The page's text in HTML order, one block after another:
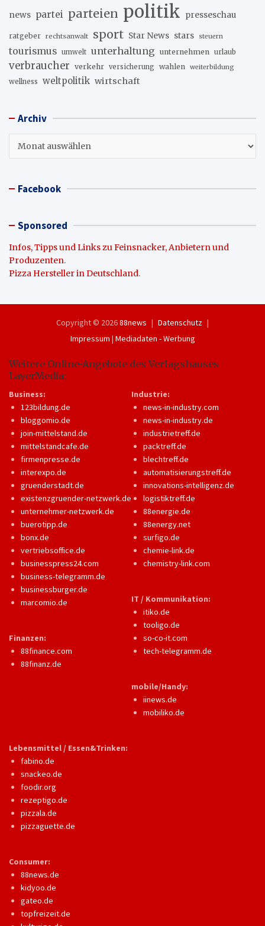
news partei parteien politik presseschau
ratgeber rechtsanwalt sport Star News stars steuern
tourismus umwelt unterhaltung unternehmen urlaub
verbraucher verkehr versicherung wahlen weiterbildung
wellness weltpolitik wirtschaft
Archiv
Facebook
Sponsored
Infos, Tipps und Links zu Feinsnacker, Anbietern und
Produzenten.
Pizza Hersteller in Deutschland.
Copyright © 202688news
Datenschutz
Impressum | Mediadaten - Werbung
Weitere Online-Angebote des Verlagshauses
LayerMedia:
Business:
123bildung.de
bloggomio.de
join-mittelstand.de
mittelstandcafe.de
firmenpresse.de
interexpo.de
gruenderstadt.de
existenzgruender-netzwerk.de
unternehmer-netzwerk.de
buerotipp.de
bonx.de
vertriebsoffice.de
businesspress24.com
business-telegramm.de
businessburger.de
marcomio.de
Finanzen:
88finance.com
88finanz.de
Industrie:
news-in-industry.com
news-in-industry.de
industrietreff.de
packtreff.de
blechtreff.de
automatisierungstreff.de
innovations-intelligenz.de
logistiktreff.de
88energie.de
88energy.net
surfigo.de
chemie-link.de
chemistry-link.com
IT / Kommunikation:
itiko.de
tooligo.de
so-co-it.com
tech-telegramm.de
mobile/Handy:
iinews.de
mobiliko.de
Lebensmittel / Essen&Trinken:
fabino.de
snackeo.de
foodir.org
rezeptigo.de
pizzala.de
pizzaguette.de
Consumer:
88news.de
kidyoo.de
gateo.de
topfreizeit.de